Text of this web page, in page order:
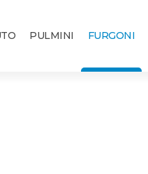
PULMINI FURGONI